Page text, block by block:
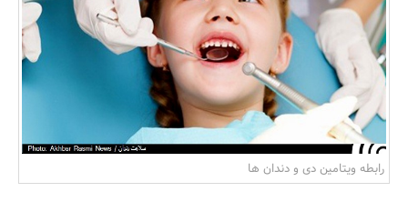
بانک، بیمه و سرمایه
مسکن و ساختمان
رابطه ویتامین دی و دندان ها